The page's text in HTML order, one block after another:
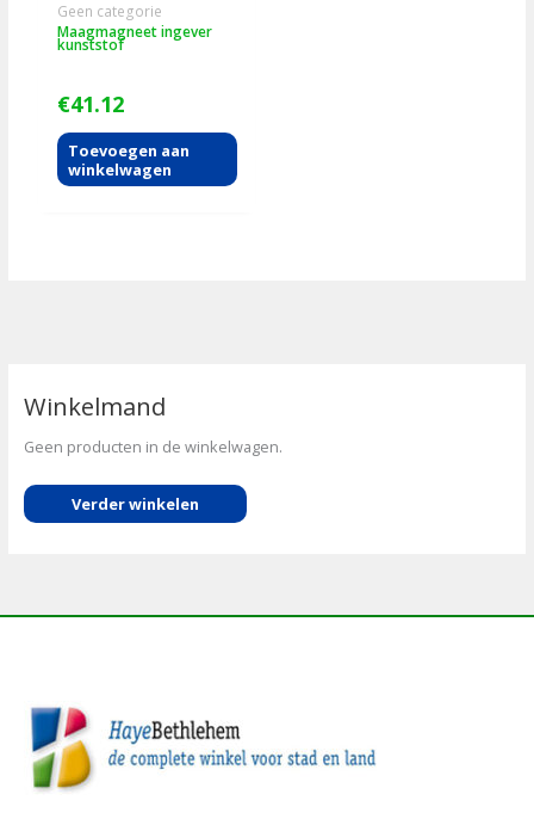
Geen categorie
Maagmagneet ingever
kunststof
€41.12
Toevoegen aan
winkelwagen
Winkelmand
Geen producten in de winkelwagen.
Verder winkelen